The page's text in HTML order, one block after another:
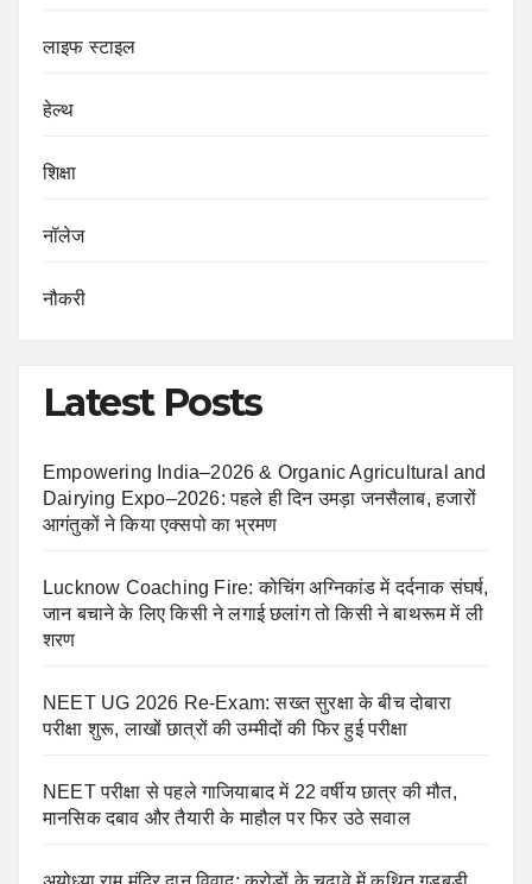
लाइफ स्टाइल
हेल्थ
शिक्षा
नॉलेज
नौकरी
Latest Posts
Empowering India–2026 & Organic Agricultural and
Dairying Expo–2026: पहले ही दिन उमड़ा जनसैलाब, हजारों
आगंतुकों ने किया एक्सपो का भ्रमण
Lucknow Coaching Fire: कोचिंग अग्निकांड में दर्दनाक संघर्ष,
जान बचाने के लिए किसी ने लगाई छलांग तो किसी ने बाथरूम में ली
शरण
NEET UG 2026 Re-Exam: सख्त सुरक्षा के बीच दोबारा
परीक्षा शुरू, लाखों छात्रों की उम्मीदों की फिर हुई परीक्षा
NEET परीक्षा से पहले गाजियाबाद में 22 वर्षीय छात्र की मौत,
मानसिक दबाव और तैयारी के माहौल पर फिर उठे सवाल